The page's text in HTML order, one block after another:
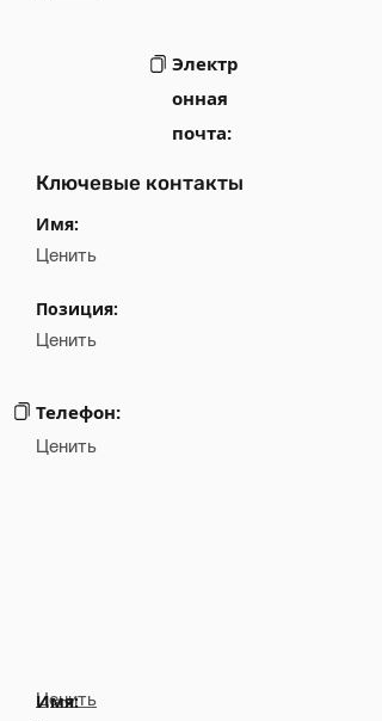
Электр
онная
почта:
Ключевые контакты
Имя:
Ценить
Позиция:
Ценить
Телефон:
Ценить
Ценить
Имя: